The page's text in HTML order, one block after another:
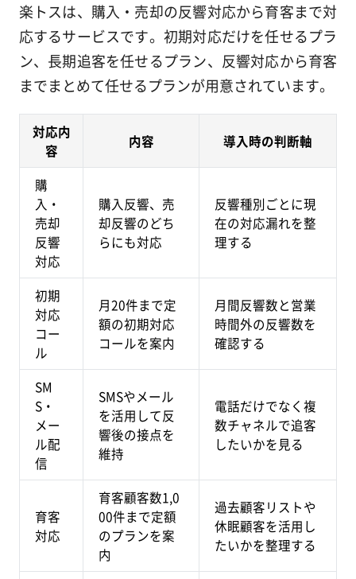
楽トスは、購入・売却の反響対応から育客まで対
応するサービスです。初期対応だけを任せるプラ
ン、長期追客を任せるプラン、反響対応から育客
までまとめて任せるプランが用意されています。
対応内
容
内容 導入時の判断軸
購
入・
売却
反響
対応
購入反響、売
却反響のどち
らにも対応
反響種別ごとに現
在の対応漏れを整
理する
初期
対応
コー
ル
月20件まで定
額の初期対応
コールを案内
月間反響数と営業
時間外の反響数を
確認する
SM
S・
メー
ル配
信
SMSやメール
を活用して反
響後の接点を
維持
電話だけでなく複
数チャネルで追客
したいかを見る
育客
対応
育客顧客数1,0
00件まで定額
のプランを案
内
過去顧客リストや
休眠顧客を活用し
たいかを整理する